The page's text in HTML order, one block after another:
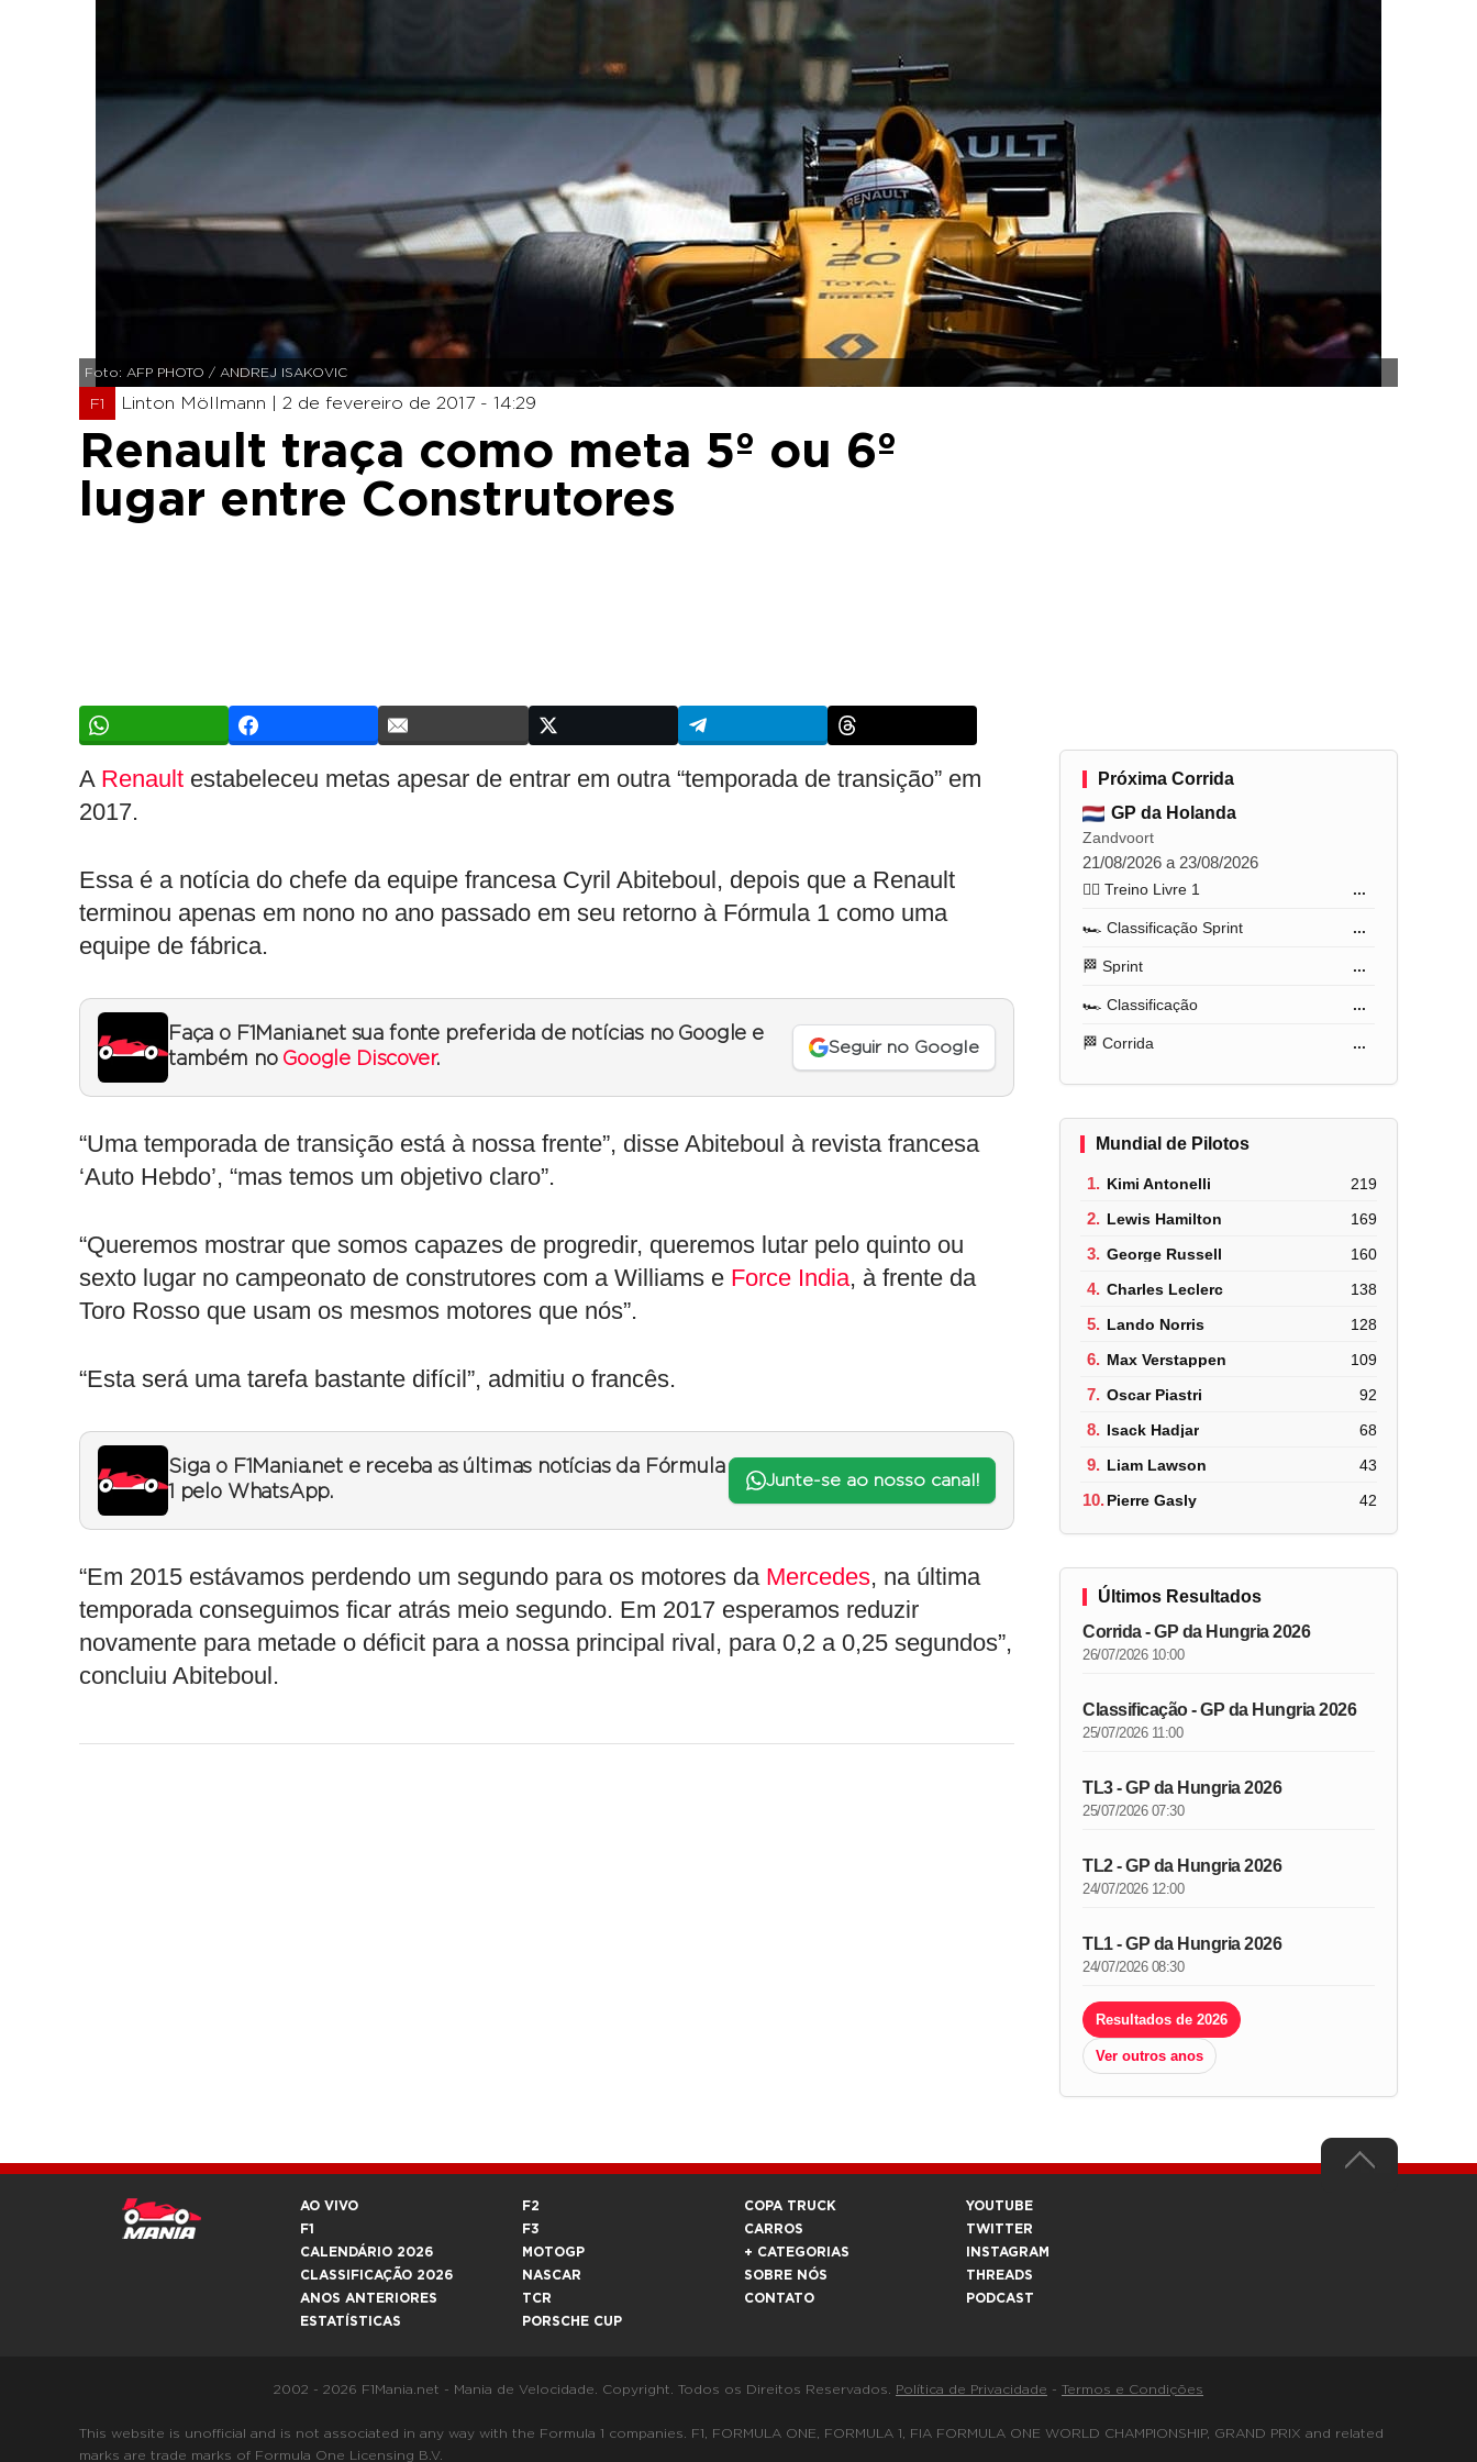
Foto: AFP PHOTO / ANDREJ ISAKOVIC
F1 Linton Möllmann | 2 de fevereiro de 2017 - 14:29
Renault traça como meta 5º ou 6º
lugar entre Construtores
A Renault estabeleceu metas apesar de entrar em outra “temporada de transição” em
2017.
Essa é a notícia do chefe da equipe francesa Cyril Abiteboul, depois que a Renault
terminou apenas em nono no ano passado em seu retorno à Fórmula 1 como uma
equipe de fábrica.
Faça o F1Mania.net sua fonte preferida de notícias no Google e
também no Google Discover.
Seguir no Google
“Uma temporada de transição está à nossa frente”, disse Abiteboul à revista francesa
‘Auto Hebdo’, “mas temos um objetivo claro”.
“Queremos mostrar que somos capazes de progredir, queremos lutar pelo quinto ou
sexto lugar no campeonato de construtores com a Williams e Force India, à frente da
Toro Rosso que usam os mesmos motores que nós”.
“Esta será uma tarefa bastante difícil”, admitiu o francês.
Siga o F1Mania.net e receba as últimas notícias da Fórmula
1 pelo WhatsApp.
Junte-se ao nosso canal!
“Em 2015 estávamos perdendo um segundo para os motores da Mercedes, na última
temporada conseguimos ficar atrás meio segundo. Em 2017 esperamos reduzir
novamente para metade o déficit para a nossa principal rival, para 0,2 a 0,25 segundos”,
concluiu Abiteboul.
Próxima Corrida
GP da Holanda
Zandvoort
21/08/2026 a 23/08/2026
🏋️‍♂️ Treino Livre 1 ...
🏎️ Classificação Sprint ...
🏁 Sprint ...
🏎️ Classificação ...
🏁 Corrida ...
Mundial de Pilotos
1. Kimi Antonelli 219
2. Lewis Hamilton 169
3. George Russell 160
4. Charles Leclerc 138
5. Lando Norris 128
6. Max Verstappen 109
7. Oscar Piastri 92
8. Isack Hadjar 68
9. Liam Lawson 43
10.Pierre Gasly 42
Últimos Resultados
Corrida - GP da Hungria 2026
26/07/2026 10:00
Classificação - GP da Hungria 2026
25/07/2026 11:00
TL3 - GP da Hungria 2026
25/07/2026 07:30
TL2 - GP da Hungria 2026
24/07/2026 12:00
TL1 - GP da Hungria 2026
24/07/2026 08:30
Resultados de 2026
Ver outros anos
AO VIVO
F1
CALENDÁRIO 2026
CLASSIFICAÇÃO 2026
ANOS ANTERIORES
ESTATÍSTICAS
F2
F3
MOTOGP
NASCAR
TCR
PORSCHE CUP
COPA TRUCK
CARROS
+ CATEGORIAS
SOBRE NÓS
CONTATO
YOUTUBE
TWITTER
INSTAGRAM
THREADS
PODCAST
2002 - 2026 F1Mania.net - Mania de Velocidade. Copyright. Todos os Direitos Reservados. Política de Privacidade - Termos e Condições
This website is unofficial and is not associated in any way with the Formula 1 companies. F1, FORMULA ONE, FORMULA 1, FIA FORMULA ONE WORLD CHAMPIONSHIP, GRAND PRIX and related
marks are trade marks of Formula One Licensing B.V.